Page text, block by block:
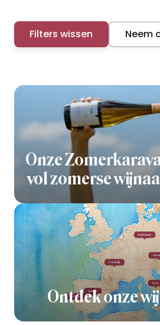
Filters wissen Neem
Onze
vol zomerse
Ontdek onze